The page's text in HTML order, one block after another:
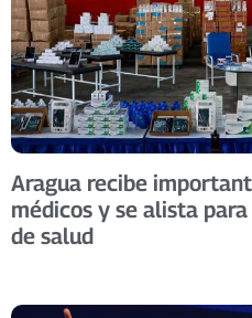
Aragua recibe
médicos y se alista
de salud